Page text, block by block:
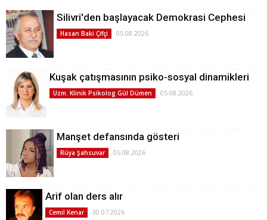
Silivri'den başlayacak Demokrasi Cephesi
Hasan Baki Çifçi 05.08.2026
Kuşak çatışmasının psiko-sosyal dinamikleri
Uzm. Klinik Psikolog Gül Dümen 05.08.2026
Manşet defansında gösteri
Rüya Şahsuvar 05.08.2026
Arif olan ders alır
Cemil Kenar 30.07.2026